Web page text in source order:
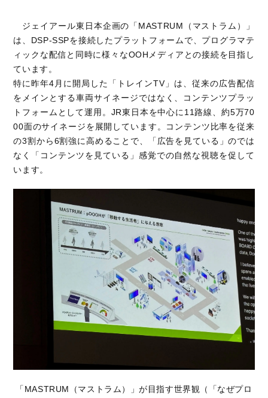
ジェイアール東日本企画の「MASTRUM（マストラム）」
は、DSP-SSPを接続したプラットフォームで、プログラマテ
ィックな配信と同時に様々なOOHメディアとの接続を目指し
ています。
特に昨年4月に開局した「トレインTV」は、従来の広告配信
をメインとする車両サイネージではなく、コンテンツプラッ
トフォームとして運用。JR東日本を中心に11路線、約5万70
00面のサイネージを展開しています。コンテンツ比率を従来
の3割から6割強に高めることで、「広告を見ている」のでは
なく「コンテンツを見ている」感覚での自然な視聴を促して
います。
「MASTRUM（マストラム）」が目指す世界観（「なぜプロ